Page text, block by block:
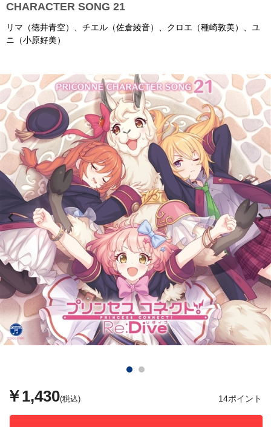
CHARACTER SONG 21
リマ（徳井青空）、チエル（佐倉綾音）、クロエ（種崎敦美）、ユ
ニ（小原好美）
￥1,430(税込) 14ポイント